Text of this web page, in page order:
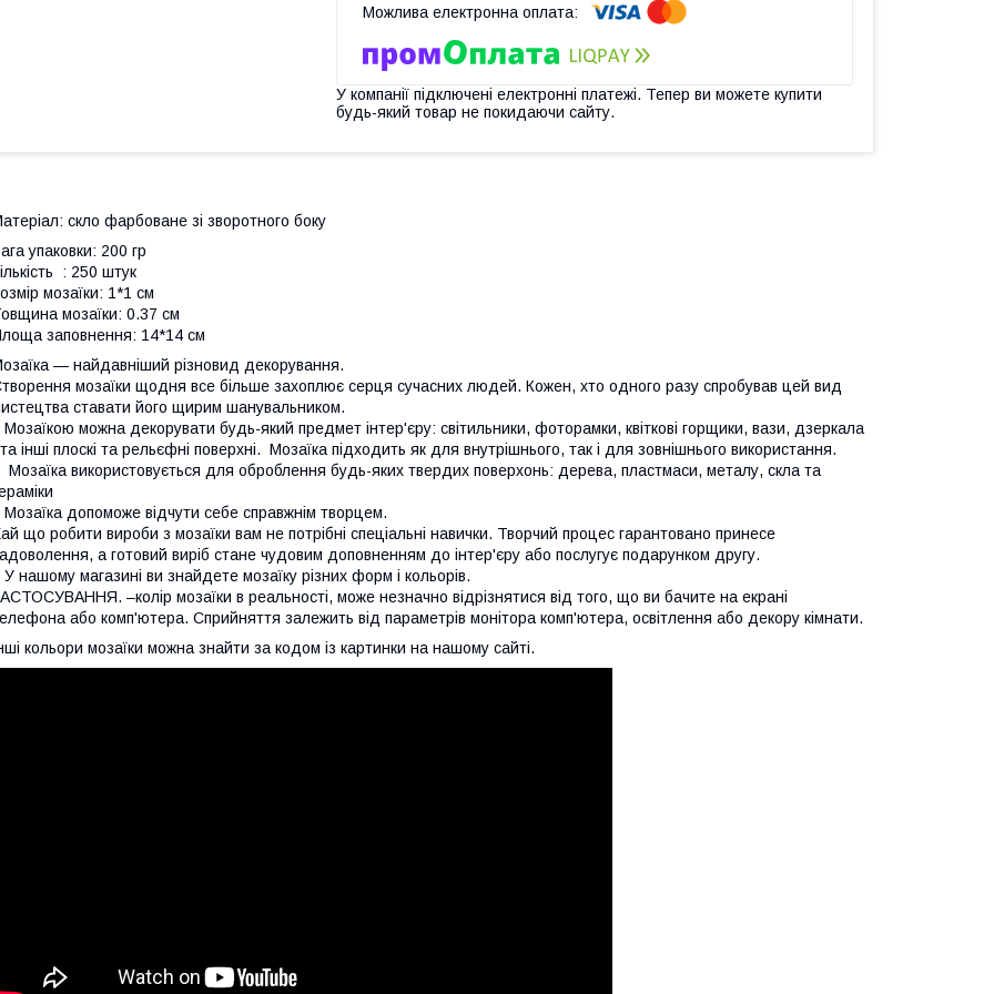
У компанії підключені електронні платежі. Тепер ви можете купити
будь-який товар не покидаючи сайту.
скло фарбоване зі зворотного боку
упаковки: 200 гр
: 250 штук
мозаїки: 1*1 см
мозаїки: 0.37 см
заповнення: 14*14 см
— найдавніший різновид декорування.
мозаїки щодня все більше захоплює серця сучасних людей. Кожен, хто одного разу спробував цей вид
ставати його щирим шанувальником.
можна декорувати будь-який предмет інтер'єру: світильники, фоторамки, квіткові горщики, вази, дзеркала
інші плоскі та рельєфні поверхні. Мозаїка підходить як для внутрішнього, так і для зовнішнього використання.
використовується для оброблення будь-яких твердих поверхонь: дерева, пластмаси, металу, скла та
допоможе відчути себе справжнім творцем.
що робити вироби з мозаїки вам не потрібні спеціальні навички. Творчий процес гарантовано принесе
а готовий виріб стане чудовим доповненням до інтер'єру або послугує подарунком другу.
нашому магазині ви знайдете мозаїку різних форм і кольорів.
–колір мозаїки в реальності, може незначно відрізнятися від того, що ви бачите на екрані
або комп'ютера. Сприйняття залежить від параметрів монітора комп'ютера, освітлення або декору кімнати.
кольори мозаїки можна знайти за кодом із картинки на нашому сайті.